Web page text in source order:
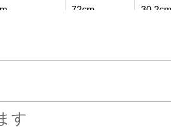
72cm 30.2cm
68cm 31.0cm
す